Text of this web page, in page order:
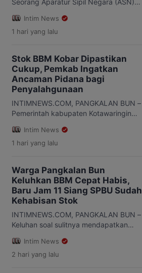
menunjukkan keterbukaan terhadap
[…]
Kabupaten Lamandau, Agung AN,
ditemukan dalam kondisi tidak
Iskandar Kelurahan Madurejo,
Kecamatan Arut Selatan, Kabupaten
Kotawaringin Barat (Kobar). Kapolsek
Arut Selatan Polres Kobar AKP Retno
saat dikonfirmasi, Rabu […]
Intim News
1 hari yang lalu
Stok BBM Kobar Dipastikan
Cukup, Pemkab Ingatkan
Ancaman Pidana bagi
Penyalahgunaan
INTIMNEWS.COM, PANGKALAN BUN –
Pemerintah kabupaten Kotawaringin
memastikan ketersediaan kuota bahan
bakar minyak (BBM) mengikuti untuk
menggunakan BBM secara bijak dan
sesuai peruntukannya, Selasa
(4/8/2026). Bupati Kotawaringin Barat
Hj Nurhidayah mengatakan masyarakat
tidak perlu melakukan pembelian
secara berlebihan karena stok BBM di
Intim News
1 hari yang lalu
Warga Pangkalan Bun
Keluhkan BBM Cepat Habis,
Baru Jam 11 Siang SPBU Sudah
Kehabisan Stok
INTIMNEWS.COM, PANGKALAN BUN –
Keluhan soal sulitnya mendapatkan
disampaikan warga Pangkalan Bun,
kabupaten Kotawaringin Barat,
Intim News
2 hari yang lalu